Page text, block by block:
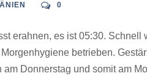
0
erahnen, es ist 05:30. Schnell
betrieben.
Donnerstag und somit am